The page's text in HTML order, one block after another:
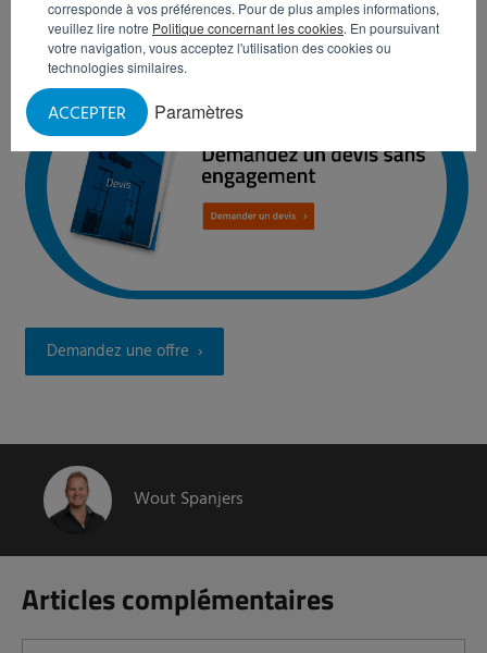
corresponde à vos préférences. Pour de plus amples informations,
veuillez lire notre Politique concernant les cookies. En poursuivant
votre navigation, vous acceptez l'utilisation des cookies ou
technologies similaires.
Paramètres
ACCEPTER
engagement.
Demandez une offre
Wout Spanjers
Articles complémentaires